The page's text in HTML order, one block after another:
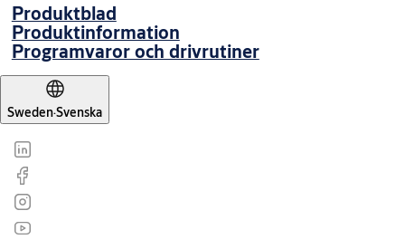
Produktblad
Produktinformation
Programvaror och drivrutiner
Sweden·Svenska